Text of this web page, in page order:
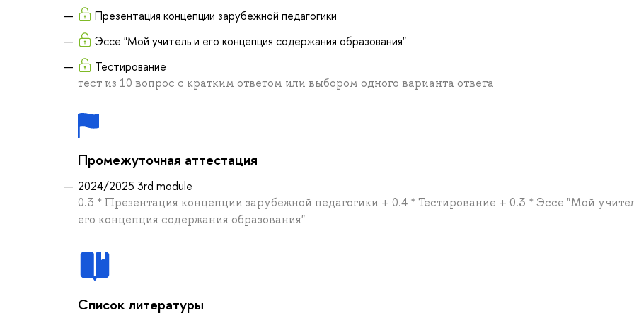
Презентация концепции зарубежной педагогики
Эссе "Мой учитель и его концепция содержания образования"
Тестирование
тест из 10 вопрос с кратким ответом или выбором одного варианта ответа
Промежуточная аттестация
2024/2025 3rd module
0.3 * Презентация концепции зарубежной педагогики + 0.4 * Тестирование + 0.3 * Эссе "Мой
его концепция содержания образования"
Список литературы